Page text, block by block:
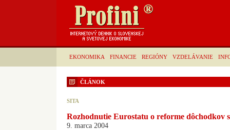
EKONOMIKA FINANCIE REGIÓNY VZDELÁVANIE
ČLÁNOK
SITA
Rozhodnutie Eurostatu o reforme dôchodkov
9. marca 2004